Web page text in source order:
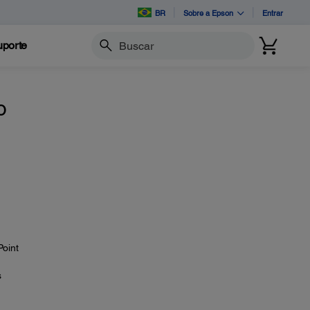
BR Sobre a Epson Entrar
Buscar